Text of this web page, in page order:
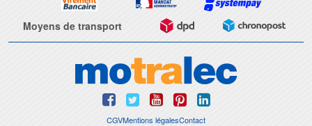
Moyens de transport
CGVMentions légalesContact